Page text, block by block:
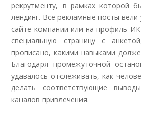
рекрутменту, в рамках которой
лендинг. Все рекламные посты вели
сайте компании или на профиль
специальную страницу с
прописано, какими навыками
Благодаря промежуточной
удавалось отслеживать, как
делать соответствующие
каналов привлечения.